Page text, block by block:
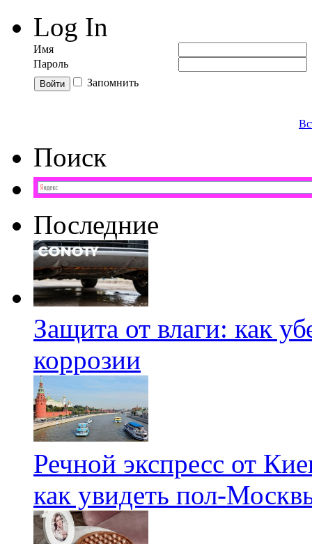
Log In
Имя
Пароль
Запомнить
Поиск
Последние
Защита от влаги: как
коррозии
Речной экспресс от
как увидеть пол-